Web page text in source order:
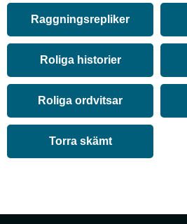
Raggningsrepliker
Roliga historier
Roliga ordvitsar
Torra skämt